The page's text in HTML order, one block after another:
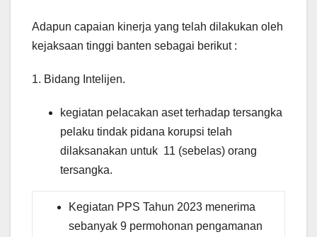
Adapun capaian kinerja yang telah dilakukan oleh
kejaksaan tinggi banten sebagai berikut :
1. Bidang Intelijen.
kegiatan pelacakan aset terhadap tersangka
pelaku tindak pidana korupsi telah
dilaksanakan untuk 11 (sebelas) orang
tersangka.
Kegiatan PPS Tahun 2023 menerima
sebanyak 9 permohonan pengamanan